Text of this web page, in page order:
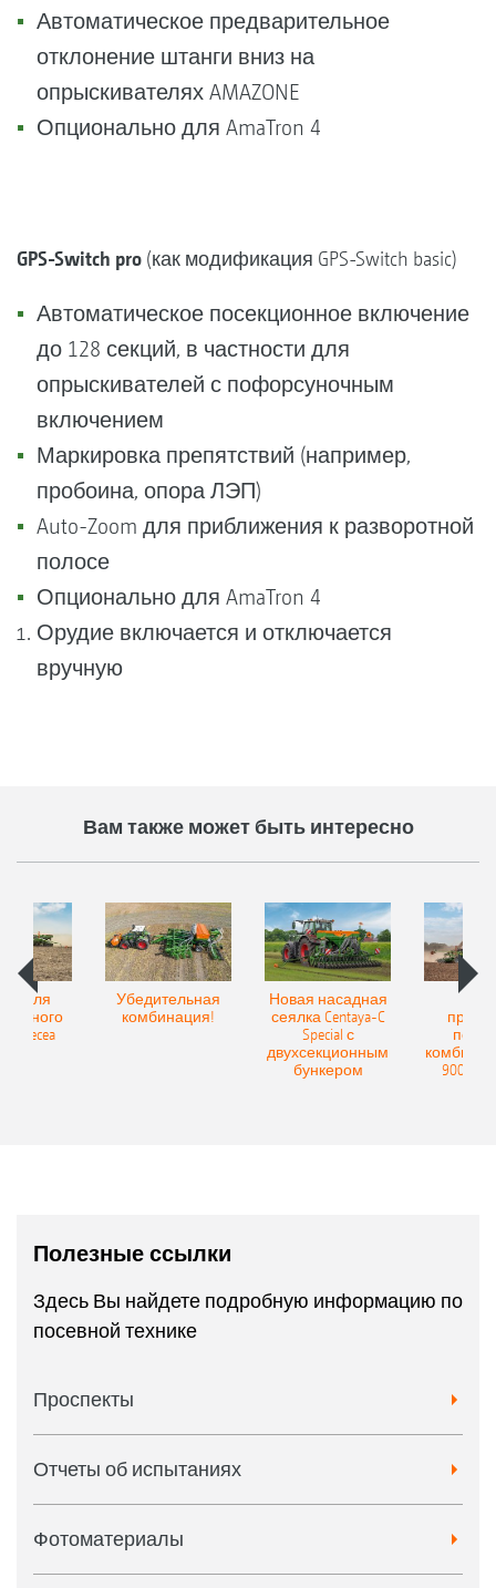
Автоматическое предварительное
отклонение штанги вниз на
опрыскивателях AMAZONE
Опционально для AmaTron 4
GPS-Switch pro (как модификация GPS-Switch basic)
Автоматическое посекционное включение
до 128 секций, в частности для
опрыскивателей с пофорсуночным
включением
Маркировка препятствий (например,
пробоина, опора ЛЭП)
Auto-Zoom для приближения к разворотной
полосе
Опционально для AmaTron 4
Орудие включается и отключается
вручную
Вам также может быть интересно
для
точного
Precea
Убедительная
комбинация!
Новая насадная
сеялка Centaya-C
Special с
двухсекционным
бункером
9004-
Полезные ссылки
Здесь Вы найдете подробную информацию по
посевной технике
Проспекты
Отчеты об испытаниях
Фотоматериалы